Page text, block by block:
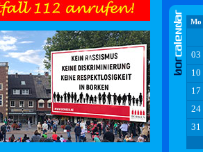
Mo
03
10
17
24
31